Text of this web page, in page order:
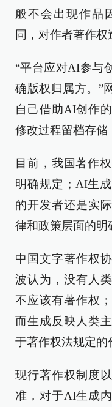
般不会出现作品
同，对作者著作权
“平台应对AI参与
确版权归属方。”
自己借助AI创作
修改过程留档存储
目前，我国著作
明确规定；AI生
的开发者还是实
律和政策层面的明
中国文字著作权
波认为，没有人
不应该有著作权
而生成反映人类
于著作权法规定的
现行著作权制度
准，对于AI生成